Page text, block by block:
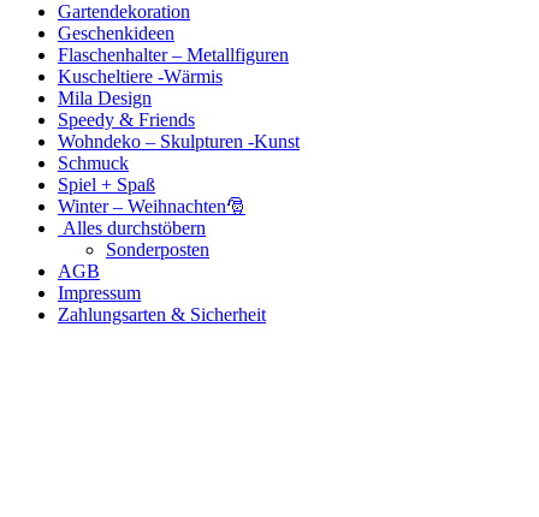
Gartendekoration
Geschenkideen
Flaschenhalter – Metallfiguren
Kuscheltiere -Wärmis
Mila Design
Speedy & Friends
Wohndeko – Skulpturen -Kunst
Schmuck
Spiel + Spaß
Winter – Weihnachten🎅
Alles durchstöbern
Sonderposten
AGB
Impressum
Zahlungsarten & Sicherheit